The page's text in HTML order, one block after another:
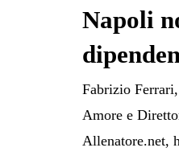
Napoli
Fabrizio
Amore e
Allenatore.net,